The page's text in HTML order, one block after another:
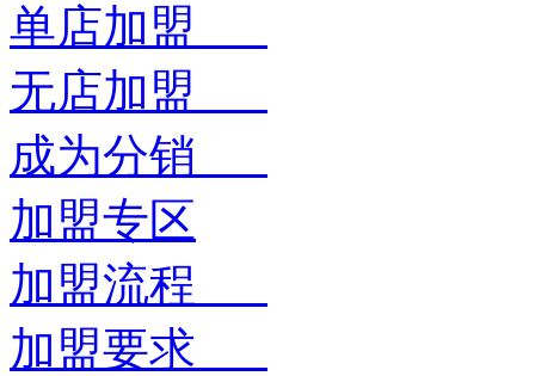
单店加盟
无店加盟
成为分销
加盟专区
加盟流程
加盟要求